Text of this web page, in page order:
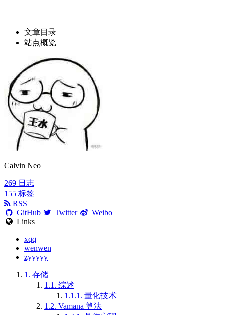
文章目录
站点概览
Calvin Neo
269 日志
155 标签
RSS
GitHub
Twitter
Weibo
Links
xqq
wenwen
zyyyyy
1. 存储
1.1. 综述
1.1.1. 量化技术
1.2. Vamana 算法